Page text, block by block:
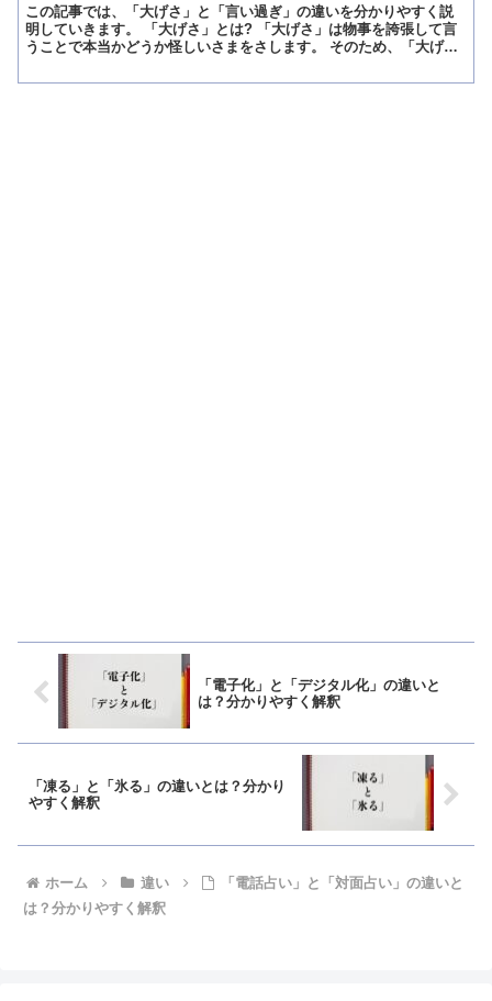
この記事では、「大げさ」と「言い過ぎ」の違いを分かりやすく説
明していきます。 「大げさ」とは? 「大げさ」は物事を誇張して言
うことで本当かどうか怪しいさまをさします。 そのため、「大げ
「電子化」と「デジタル化」の違いと
は？分かりやすく解釈
「凍る」と「氷る」の違いとは？分かり
やすく解釈
ホーム 違い
「電話占い」と「対面占い」の違いと
は？分かりやすく解釈